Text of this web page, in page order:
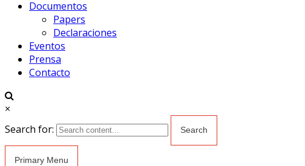
Documentos
Papers
Declaraciones
Eventos
Prensa
Contacto
×
Search for:
Primary Menu